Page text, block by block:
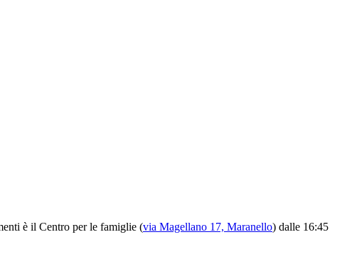
è il Centro per le famiglie (via Magellano 17, Maranello) dalle 16:45